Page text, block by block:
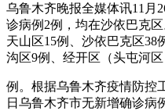
乌鲁木齐晚报全媒体讯11月
诊病例2例，均在沙依巴克
天山区15例、沙依巴克区38
沟区9例、经开区（头屯河区
例。根据乌鲁木齐疫情防控
日乌鲁木齐市无新增确诊病